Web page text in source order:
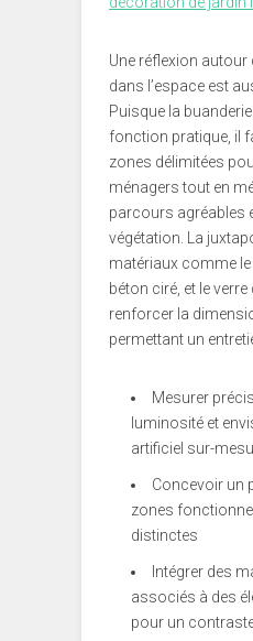
Une réflexion
dans l’espace est
Puisque la
fonction pratique, il
zones délimitées
ménagers tout en
parcours agréables
végétation. La
matériaux comme
béton ciré, et le
renforcer la
permettant un
Mesurer
luminosité et
artificiel sur-
Concevoir un
zones
distinctes
Intégrer des
associés à des
pour un